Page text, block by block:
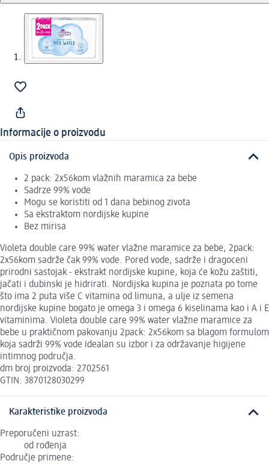
Informacije o proizvodu
Opis proizvoda
2 pack: 2x56kom vlažnih maramica za bebe
Sadrze 99% vode
Mogu se koristiti od 1 dana bebinog zivota
Sa ekstraktom nordijske kupine
Bez mirisa
Violeta double care 99% water vlažne maramice za bebe, 2pack:
2x56kom sadrže čak 99% vode. Pored vode, sadrže i dragoceni
prirodni sastojak - ekstrakt nordijske kupine, koja će kožu zaštiti,
jačati i dubinski je hidrirati. Nordijska kupina je poznata po tome
što ima 2 puta više C vitamina od limuna, a ulje iz semena
nordijske kupine bogato je omega 3 i omega 6 kiselinama kao i A i E
vitaminima. Violeta double care 99% water vlažne maramice za
bebe u praktičnom pakovanju 2pack: 2x56kom sa blagom formulom
koja sadrži 99% vode idealan su izbor i za održavanje higijene
intimnog područja.
dm broj proizvoda: 2702561
GTIN: 3870128030299
Karakteristike proizvoda
Preporučeni uzrast:
od rođenja
Područje primene: